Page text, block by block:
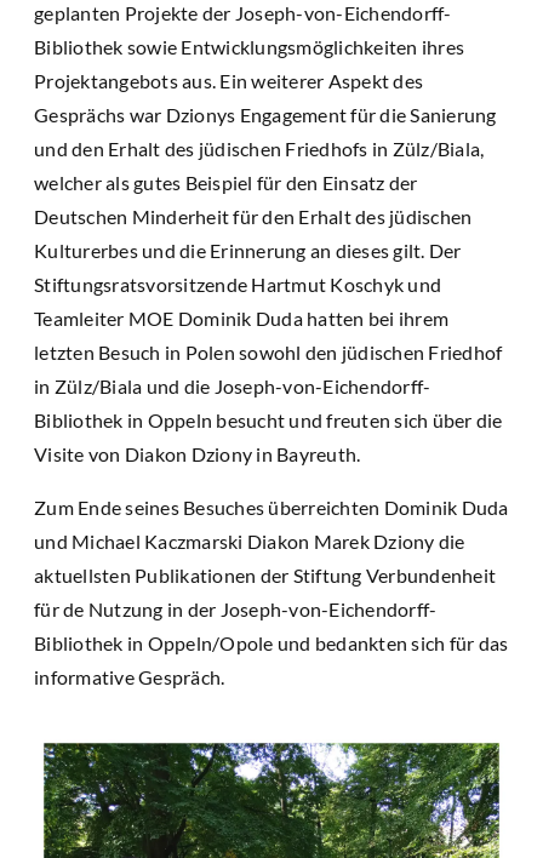
geplanten Projekte der Joseph-von-Eichendorff-
Bibliothek sowie Entwicklungsmöglichkeiten ihres
Projektangebots aus. Ein weiterer Aspekt des
Gesprächs war Dzionys Engagement für die Sanierung
und den Erhalt des jüdischen Friedhofs in Zülz/Biala,
welcher als gutes Beispiel für den Einsatz der
Deutschen Minderheit für den Erhalt des jüdischen
Kulturerbes und die Erinnerung an dieses gilt. Der
Stiftungsratsvorsitzende Hartmut Koschyk und
Teamleiter MOE Dominik Duda hatten bei ihrem
letzten Besuch in Polen sowohl den jüdischen Friedhof
in Zülz/Biala und die Joseph-von-Eichendorff-
Bibliothek in Oppeln besucht und freuten sich über die
Visite von Diakon Dziony in Bayreuth.
Zum Ende seines Besuches überreichten Dominik Duda
und Michael Kaczmarski Diakon Marek Dziony die
aktuellsten Publikationen der Stiftung Verbundenheit
für de Nutzung in der Joseph-von-Eichendorff-
Bibliothek in Oppeln/Opole und bedankten sich für das
informative Gespräch.